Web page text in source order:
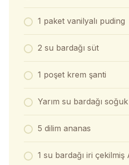
1 paket vanilyalı puding
2 su bardağı süt
1 poşet krem şanti
Yarım su bardağı
5 dilim ananas
1 su bardağı iri çekilmiş